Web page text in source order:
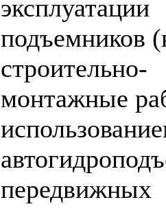
эксплуатации
подъемников
строительно-
монтажные
передвижных